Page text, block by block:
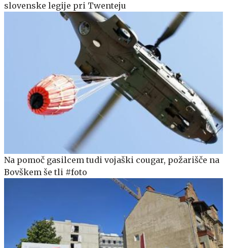
slovenske legije pri Twenteju
Na pomoč gasilcem tudi vojaški cougar, požarišče na
Bovškem še tli #foto